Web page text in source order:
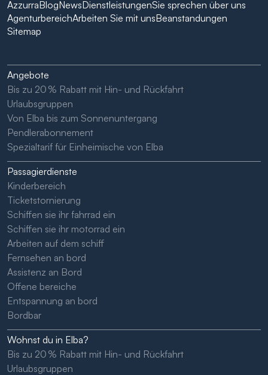
AzzurraBlogNewsDienstleistungenSie sprechen über uns
AgenturbereichArbeiten Sie mit unsBeanstandungen
Sitemap
Angebote
Bis zu 20 % Rabatt mit Hin- und Rückfahrt
Urlaubsgruppen
Von Elba bis zum Sonnenuntergang
Pendlerabonnement
Spezialtarif für Einheimische von Elba
Passagierdienste
Kinderbereich
Ticketstornierung
Schiffen sie ihr fahrrad ein
Schiffen sie ihr motorrad ein
Arbeiten auf dem schiff
Fernsehen an bord
Assistenz an Bord
Offene bereiche
Entspannung an bord
Bordbar
Wohnst du in Elba?
Bis zu 20 % Rabatt mit Hin- und Rückfahrt
Urlaubsgruppen